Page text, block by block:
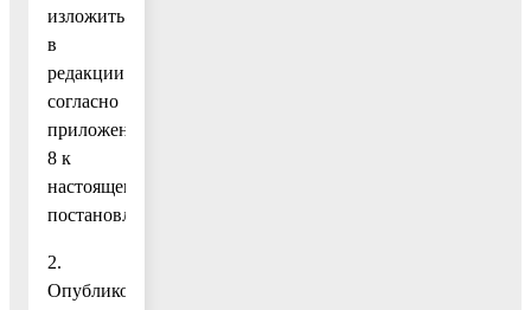
изложить
в
редакции
согласно
приложению
8 к
настоящему
постановлению.
2.
Опубликовать